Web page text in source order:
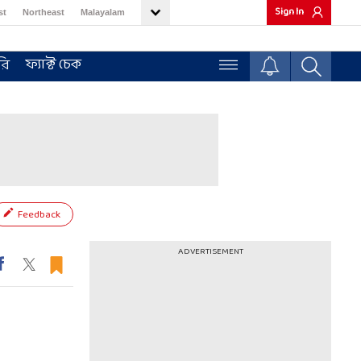
Northeast Malayalam Sign In
ফ্যাক্ট চেক
Feedback
ADVERTISEMENT